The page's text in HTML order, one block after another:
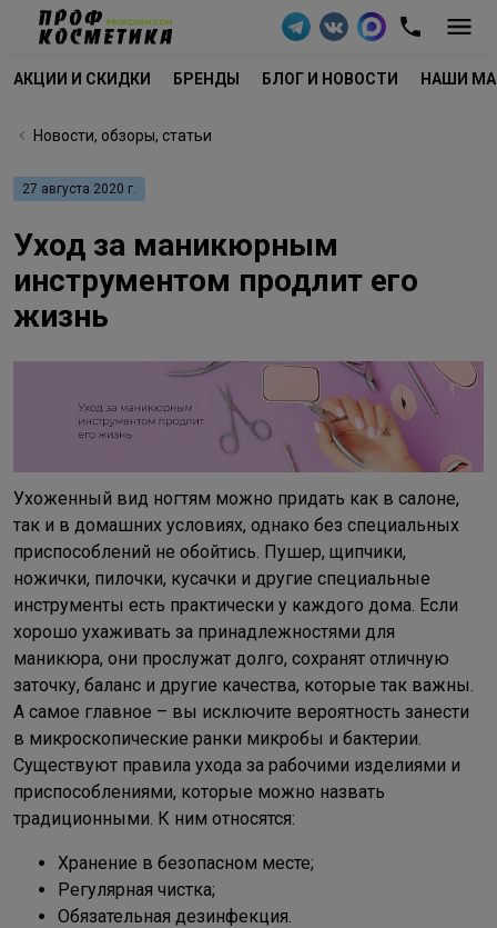
АКЦИИ И СКИДКИ БРЕНДЫ БЛОГ И НОВОСТИ НАШИ
Новости, обзоры, статьи
27 августа 2020 г.
Уход за маникюрным
инструментом продлит его
жизнь
Ухоженный вид ногтям можно придать как в салоне,
так и в домашних условиях, однако без специальных
приспособлений не обойтись. Пушер, щипчики,
ножички, пилочки, кусачки и другие специальные
инструменты есть практически у каждого дома. Если
хорошо ухаживать за принадлежностями для
маникюра, они прослужат долго, сохранят отличную
заточку, баланс и другие качества, которые так важны.
А самое главное – вы исключите вероятность занести
в микроскопические ранки микробы и бактерии.
Существуют правила ухода за рабочими изделиями и
приспособлениями, которые можно назвать
традиционными. К ним относятся:
Хранение в безопасном месте;
Регулярная чистка;
Обязательная дезинфекция.